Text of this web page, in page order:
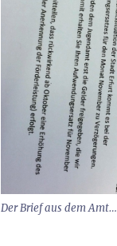
Der Brief aus dem Amt…